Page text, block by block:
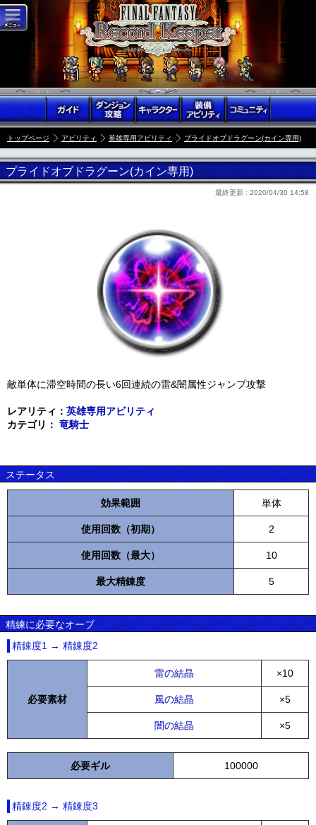
トップページ アビリティ 英雄専用アビリティ プライドオブドラグーン(カイン専用)
プライドオブドラグーン(カイン専用)
最終更新 : 2020/04/30 14:58
敵単体に滞空時間の長い6回連続の雷&闇属性ジャンプ攻撃
レアリティ： 英雄専用アビリティ
カテゴリ： 竜騎士
ステータス
効果範囲 単体
使用回数（初期） 2
使用回数（最大） 10
最大精錬度 5
精練に必要なオーブ
精錬度1 → 精錬度2
必要素材
雷の結晶 ×10
風の結晶 ×5
闇の結晶 ×5
必要ギル 100000
精錬度2 → 精錬度3